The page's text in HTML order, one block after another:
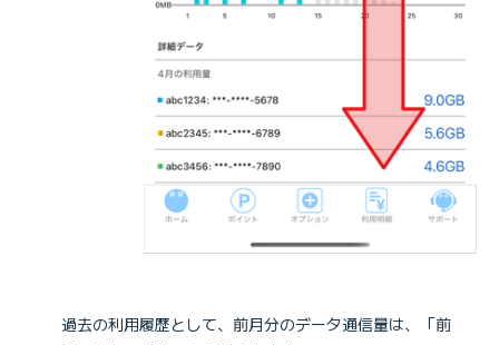
過去の利用履歴として、前月分のデータ通信量は、「前